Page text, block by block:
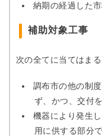
納期の経過した
補助対象工事
次の全てに当てはまる
調布市の他の制
ず、かつ、交付
機器により発生
用に供する部分